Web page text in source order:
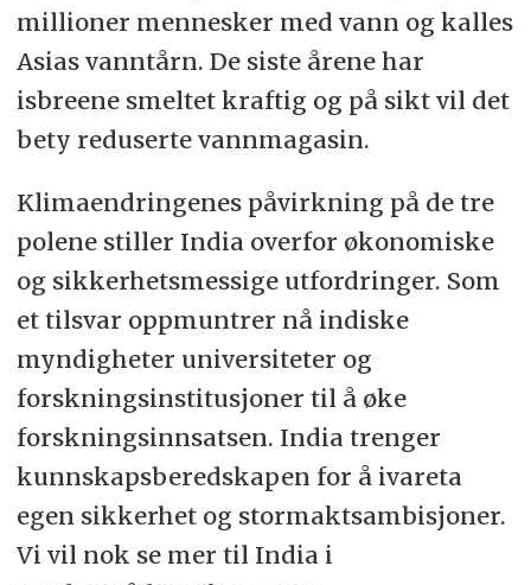
millioner mennesker med vann og kalles
Asias vanntårn. De siste årene har
isbreene smeltet kraftig og på sikt vil det
bety reduserte vannmagasin.
Klimaendringenes påvirkning på de tre
polene stiller India overfor økonomiske
og sikkerhetsmessige utfordringer. Som
et tilsvar oppmuntrer nå indiske
myndigheter universiteter og
forskningsinstitusjoner til å øke
forskningsinnsatsen. India trenger
kunnskapsberedskapen for å ivareta
egen sikkerhet og stormaktsambisjoner.
Vi vil nok se mer til India i